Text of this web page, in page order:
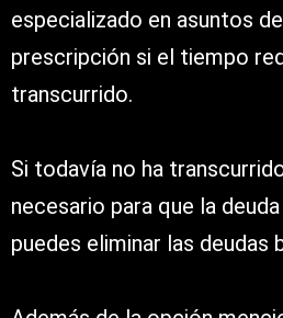
especializado en asuntos
prescripción si el tiempo
transcurrido.
Si todavía no ha
necesario para que la
puedes eliminar las deudas